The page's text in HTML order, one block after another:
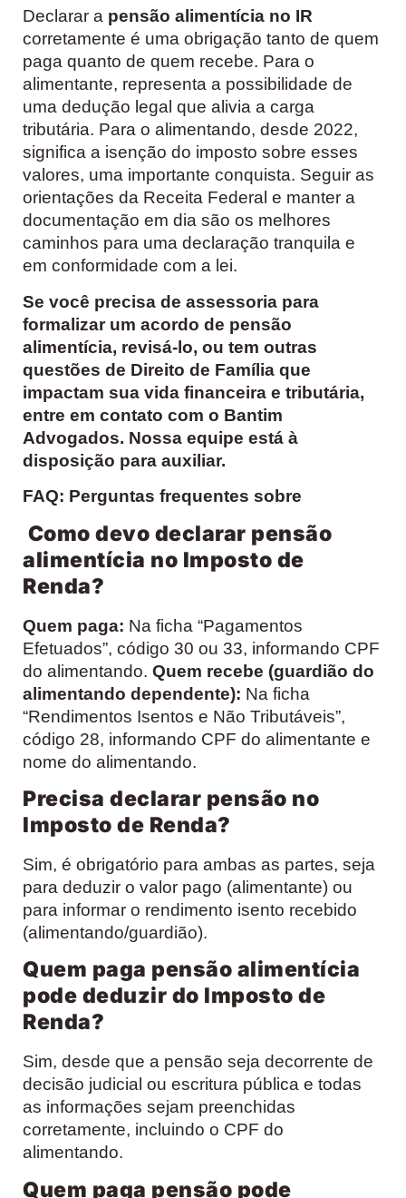
Declarar a pensão alimentícia no IR
corretamente é uma obrigação tanto de quem
paga quanto de quem recebe. Para o
alimentante, representa a possibilidade de
uma dedução legal que alivia a carga
tributária. Para o alimentando, desde 2022,
significa a isenção do imposto sobre esses
valores, uma importante conquista. Seguir as
orientações da Receita Federal e manter a
documentação em dia são os melhores
caminhos para uma declaração tranquila e
em conformidade com a lei.
Se você precisa de assessoria para
formalizar um acordo de pensão
alimentícia, revisá-lo, ou tem outras
questões de Direito de Família que
impactam sua vida financeira e tributária,
entre em contato com o Bantim
Advogados. Nossa equipe está à
disposição para auxiliar.
FAQ: Perguntas frequentes sobre
Como devo declarar pensão
alimentícia no Imposto de
Renda?
Quem paga: Na ficha “Pagamentos
Efetuados”, código 30 ou 33, informando CPF
do alimentando. Quem recebe (guardião do
alimentando dependente): Na ficha
“Rendimentos Isentos e Não Tributáveis”,
código 28, informando CPF do alimentante e
nome do alimentando.
Precisa declarar pensão no
Imposto de Renda?
Sim, é obrigatório para ambas as partes, seja
para deduzir o valor pago (alimentante) ou
para informar o rendimento isento recebido
(alimentando/guardião).
Quem paga pensão alimentícia
pode deduzir do Imposto de
Renda?
Sim, desde que a pensão seja decorrente de
decisão judicial ou escritura pública e todas
as informações sejam preenchidas
corretamente, incluindo o CPF do
alimentando.
Quem paga pensão pode